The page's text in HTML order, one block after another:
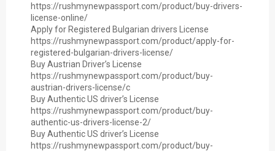
https://rushmynewpassport.com/product/buy-drivers-
license-online/
Apply for Registered Bulgarian drivers License
https://rushmynewpassport.com/product/apply-for-
registered-bulgarian-drivers-license/
Buy Austrian Driver’s License
https://rushmynewpassport.com/product/buy-
austrian-drivers-license/c
Buy Authentic US driver’s License
https://rushmynewpassport.com/product/buy-
authentic-us-drivers-license-2/
Buy Authentic US driver’s License
https://rushmynewpassport.com/product/buy-